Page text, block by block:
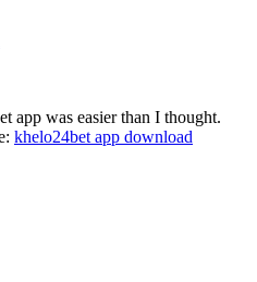
app was easier than I thought.
khelo24bet app download